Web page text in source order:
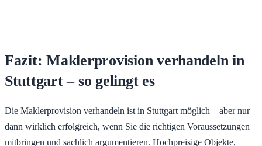
Fazit: Maklerprovision verhandeln in
Stuttgart – so gelingt es
Die Maklerprovision verhandeln ist in Stuttgart möglich – aber nur
dann wirklich erfolgreich, wenn Sie die richtigen Voraussetzungen
mitbringen und sachlich argumentieren. Hochpreisige Objekte,